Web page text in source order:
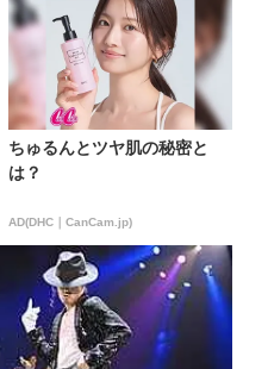
ちゅるんとツヤ肌の秘密と
は？
AD(DHC｜CanCam.jp)